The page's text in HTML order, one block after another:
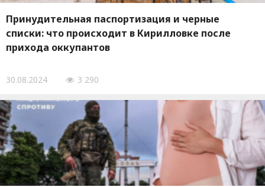
Принудительная паспортизация и черные
списки: что происходит в Кирилловке после
прихода оккупантов
30.08.2024 3 290